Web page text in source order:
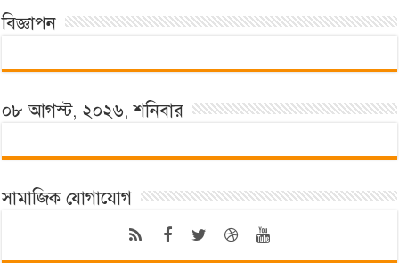
বিজ্ঞাপন
০৮ আগস্ট, ২০২৬, শনিবার
সামাজিক যোগাযোগ